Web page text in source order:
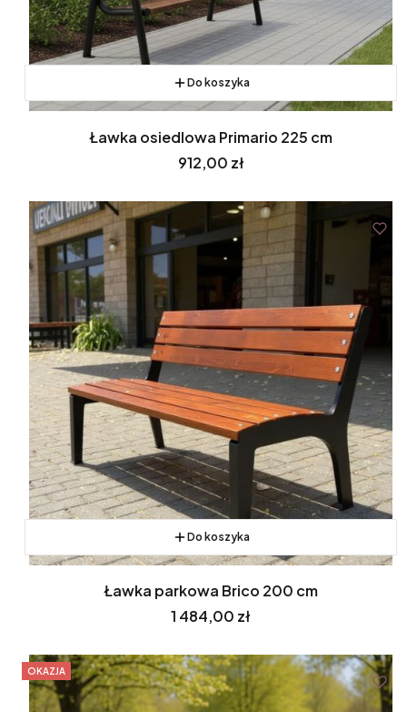
Do koszyka
Ławka osiedlowa Primario 225 cm
Cena
912,00 zł
Do koszyka
Ławka parkowa Brico 200 cm
Cena
1 484,00 zł
OKAZJA